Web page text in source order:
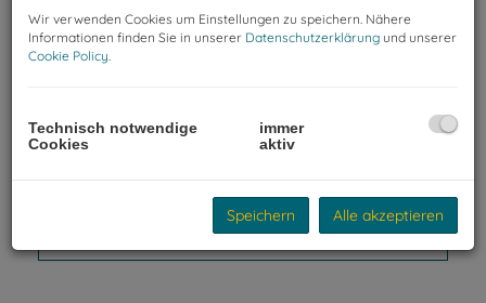
Filter zurücksetzen
Suchen
Wir verwenden Cookies um Einstellungen zu speichern. Nähere
Informationen finden Sie in unserer Datenschutzerklärung und unserer
Cookie Policy.
Technisch notwendige
Cookies
immer
aktiv
Speichern Alle akzeptieren